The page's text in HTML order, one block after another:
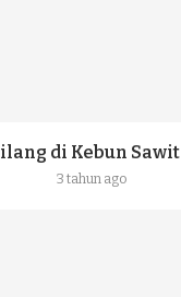
di Kebun
3 tahun ago